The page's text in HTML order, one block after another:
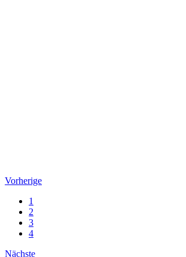
Vorherige
1
2
3
4
Nächste